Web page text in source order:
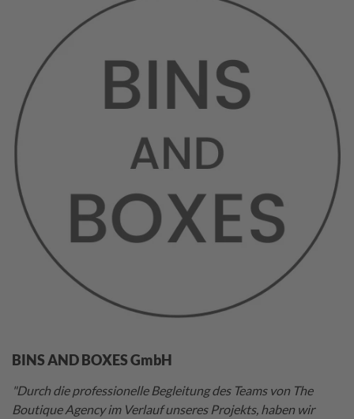
BINS AND BOXES GmbH
"Durch die professionelle Begleitung des Teams von The
Boutique Agency im Verlauf unseres Projekts, haben wir